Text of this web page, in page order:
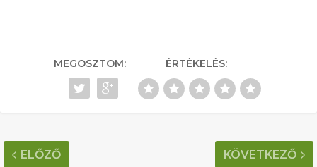
MEGOSZTOM: ÉRTÉKELÉS:
ELŐZŐ KÖVETKEZŐ